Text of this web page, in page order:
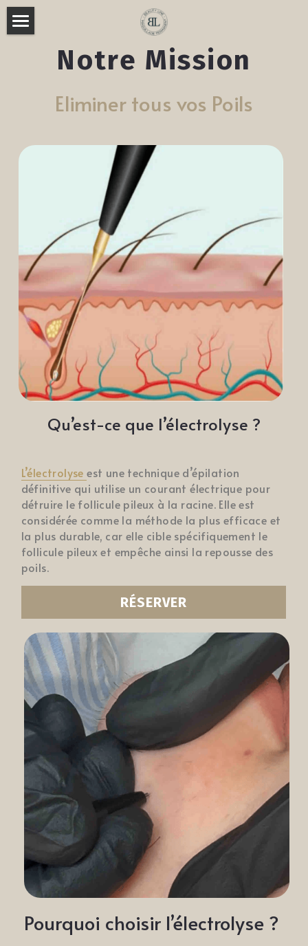
Épilations
Beauté des Mains et Pieds
Épilations Définitive
Maquillage Professionnel
Hydraskin
Galerie Photos
Rechercher
RÉSERVER
Notre Mission
Eliminer tous vos Poils
Qu’est-ce que l’électrolyse ?
L’électrolyse est une technique d’épilation
définitive qui utilise un courant électrique pour
détruire le follicule pileux à la racine. Elle est
considérée comme la méthode la plus efficace et
la plus durable, car elle cible spécifiquement le
follicule pileux et empêche ainsi la repousse des
poils.
RÉSERVER
Pourquoi choisir l’électrolyse ?